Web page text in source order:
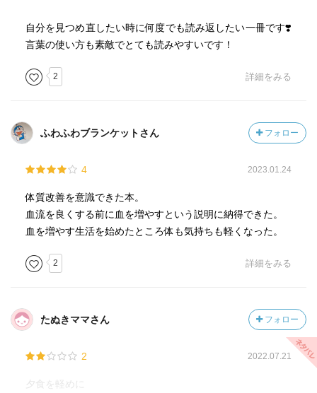
旬の野菜は栄養価が高い。
血をつくり、増やすためには、ただ食べるだけでなく旬を
お肉抜きでタンパク質を補う事は実際にはなかなか難し
野菜からでは肉を食べた時より吸収率が悪い。
体脂肪率17%になると女性ホルモンが作られ初潮が来る。
初潮年齢が下がったのは昔より栄養状態がよくなったた
め。
が高い。非ヘム鉄の吸収率がたったの5%しかないのに対し
て、ヘム鉄は25%。同じ量の鉄分でも、ほうれん草を食べ
される。
自分を見つめ直したい時に何度でも読み返したい一冊です❣️
言葉の使い方も素敵でとても読みやすいです！
2 詳細をみる
ふわふわブランケットさん フォロー
4 2023.01.24
体質改善を意識できた本。
血流を良くする前に血を増やすという説明に納得できた。
血を増やす生活を始めたところ体も気持ちも軽くなった。
2 詳細をみる
たぬきママさん フォロー
2 2022.07.21
夕食を軽めに